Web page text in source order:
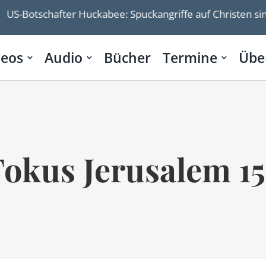
Huckabee: Spuckangriffe auf Christen sind
Audio Bücher Termine
Jerusalem